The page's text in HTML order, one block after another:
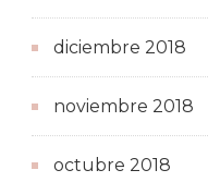
diciembre 2018
noviembre 2018
octubre 2018